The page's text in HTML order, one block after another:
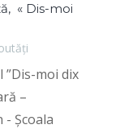
« Dis-moi
moi dix
–
Școala